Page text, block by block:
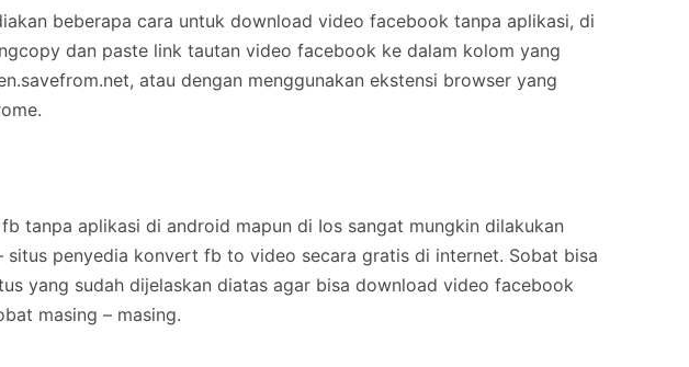
beberapa cara untuk download video facebook tanpa aplikasi, di
dan paste link tautan video facebook ke dalam kolom yang
atau dengan menggunakan ekstensi browser yang
tanpa aplikasi di android mapun di Ios sangat mungkin dilakukan
situs penyedia konvert fb to video secara gratis di internet. Sobat bisa
yang sudah dijelaskan diatas agar bisa download video facebook
masing – masing.